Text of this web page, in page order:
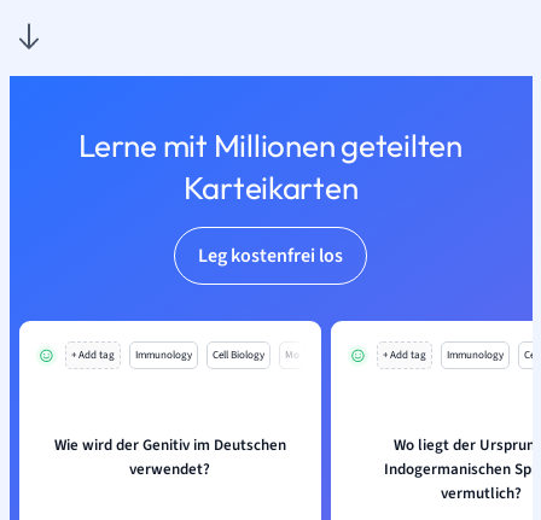
Lerne mit Millionen geteilten
Karteikarten
Leg kostenfrei los
+ Add tag Immunology Cell Biology Mo
Wie wird der Genitiv im Deutschen
verwendet?
+ Add tag Immunology
Wo liegt der
Indogermanischen
vermutlich?